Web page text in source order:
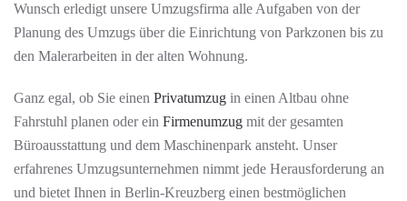
Wunsch erledigt unsere Umzugsfirma alle Aufgaben von der
Planung des Umzugs über die Einrichtung von Parkzonen bis zu
den Malerarbeiten in der alten Wohnung.
Ganz egal, ob Sie einen Privatumzug in einen Altbau ohne
Fahrstuhl planen oder ein Firmenumzug mit der gesamten
Büroausstattung und dem Maschinenpark ansteht. Unser
erfahrenes Umzugsunternehmen nimmt jede Herausforderung an
und bietet Ihnen in Berlin-Kreuzberg einen bestmöglichen